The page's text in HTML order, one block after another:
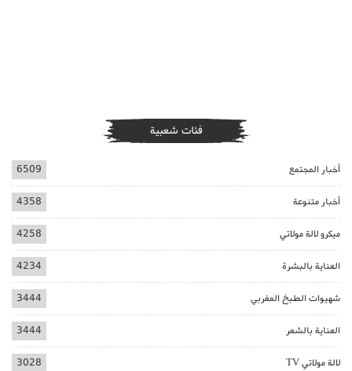
فئات شعبية
أخبار المجتمع 6509
أخبار متنوعة 4358
ميكرو لالة مولاتي 4258
العناية بالبشرة 4234
شهيوات الطبخ المغربي 3444
العناية بالشعر 3444
لالة مولاتي TV 3028